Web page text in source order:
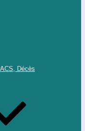
Décès